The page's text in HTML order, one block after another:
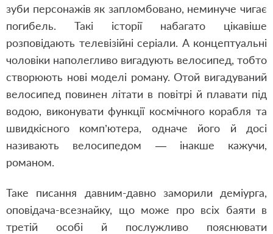
зуби персонажів як запломбовано, неминуче чигає
погибель. Такі історії набагато цікавіше
розповідають телевізійні серіали. А концептуальні
чоловіки наполегливо вигадують велосипед, тобто
створюють нові моделі роману. Отой вигадуваний
велосипед повинен літати в повітрі й плавати під
водою, виконувати функції космічного корабля та
швидкісного комп’ютера, одначе його й досі
називають велосипедом — інакше кажучи,
романом.
Таке писання давним-давно заморили деміурга,
оповідача-всезнайку, що може про всіх баяти в
третій особі й послужливо пояснювати